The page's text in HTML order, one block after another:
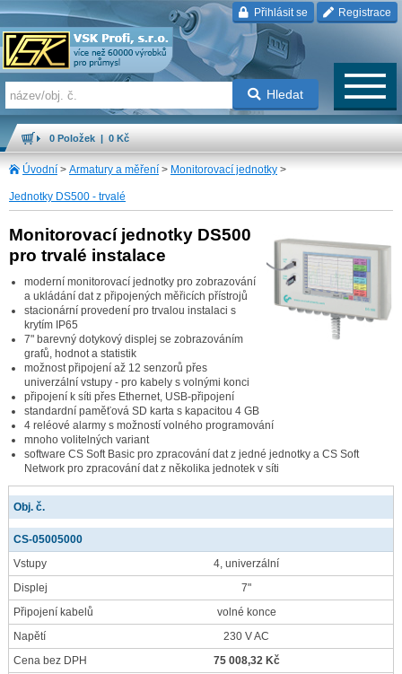
Přihlásit se Registrace
Hledat
0 Položek | 0 Kč
Úvodní > Armatury a měření > Monitorovací jednotky >
Jednotky DS500 - trvalé
Monitorovací jednotky DS500
pro trvalé instalace
moderní monitorovací jednotky pro zobrazování
a ukládání dat z připojených měřicích přístrojů
stacionární provedení pro trvalou instalaci s
krytím IP65
7" barevný dotykový displej se zobrazováním
grafů, hodnot a statistik
možnost připojení až 12 senzorů přes
univerzální vstupy - pro kabely s volnými konci
připojení k síti přes Ethernet, USB-připojení
standardní paměťová SD karta s kapacitou 4 GB
4 reléové alarmy s možností volného programování
mnoho volitelných variant
software CS Soft Basic pro zpracování dat z jedné jednotky a CS Soft
Network pro zpracování dat z několika jednotek v síti
Obj. č.
CS-05005000
Vstupy
4, univerzální
Displej
7"
Připojení kabelů
volné konce
Napětí
230 V AC
Cena bez DPH
75 008,32 Kč